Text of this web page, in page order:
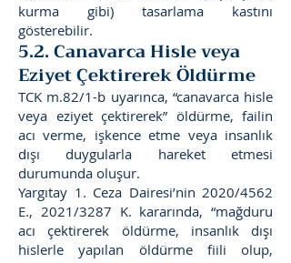
kurma gibi) tasarlama kastını
gösterebilir.
5.2. Canavarca Hisle veya
Eziyet Çektirerek Öldürme
TCK m.82/1-b uyarınca, “canavarca hisle
veya eziyet çektirerek” öldürme, failin
acı verme, işkence etme veya insanlık
dışı duygularla hareket etmesi
durumunda oluşur.
Yargıtay 1. Ceza Dairesi’nin 2020/4562
E., 2021/3287 K. kararında, “mağduru
acı çektirerek öldürme, insanlık dışı
hislerle yapılan öldürme fiili olup,